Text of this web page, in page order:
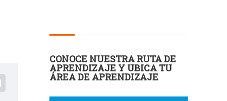
CONOCE NUESTRA RUTA DE
APRENDIZAJE Y UBICA TU
ÁREA DE APRENDIZAJE